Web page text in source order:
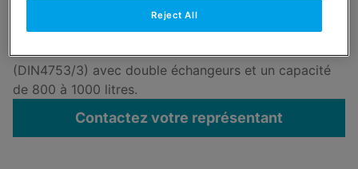
Ballon émaillé de 800 à 1000 litres
Le Remeha TDE est un ballon ECS solaire émaillé
(DIN4753/3) avec double échangeurs et un capacité
de 800 à 1000 litres.
Contactez votre représentant
Reject All